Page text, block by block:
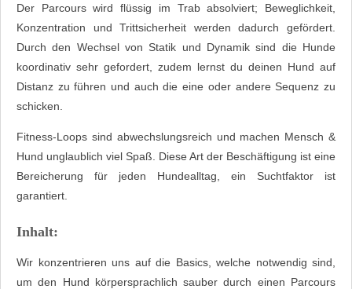
Der Parcours wird flüssig im Trab absolviert; Beweglichkeit,
Konzentration und Trittsicherheit werden dadurch gefördert.
Durch den Wechsel von Statik und Dynamik sind die Hunde
koordinativ sehr gefordert, zudem lernst du deinen Hund auf
Distanz zu führen und auch die eine oder andere Sequenz zu
schicken.
Fitness-Loops sind abwechslungsreich und machen Mensch &
Hund unglaublich viel Spaß. Diese Art der Beschäftigung ist eine
Bereicherung für jeden Hundealltag, ein Suchtfaktor ist
garantiert.
Inhalt:
Wir konzentrieren uns auf die Basics, welche notwendig sind,
um den Hund körpersprachlich sauber durch einen Parcours